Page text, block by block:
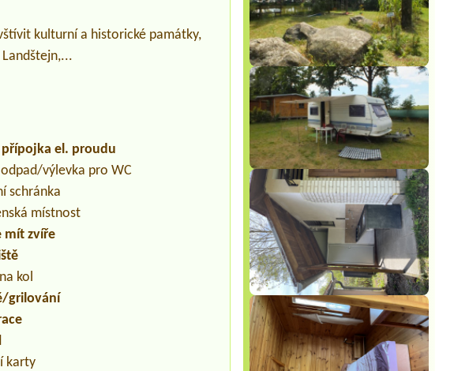
kulturní a historické památky,
přípojka el. proudu
výlevka pro WC
schránka
místnost
mít zvíře
kol
grilování
karty